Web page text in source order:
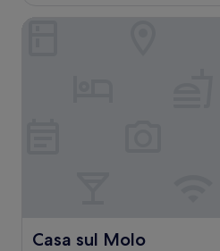
Casa sul Molo
Casa sul Molo